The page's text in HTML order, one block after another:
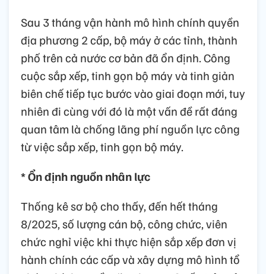
Sau 3 tháng vận hành mô hình chính quyền
địa phương 2 cấp, bộ máy ở các tỉnh, thành
phố trên cả nước cơ bản đã ổn định. Công
cuộc sắp xếp, tinh gọn bộ máy và tinh giản
biên chế tiếp tục bước vào giai đoạn mới, tuy
nhiên đi cùng với đó là một vấn đề rất đáng
quan tâm là chống lãng phí nguồn lực công
từ việc sắp xếp, tinh gọn bộ máy.
* Ổn định nguồn nhân lực
Thống kê sơ bộ cho thấy, đến hết tháng
8/2025, số lượng cán bộ, công chức, viên
chức nghỉ việc khi thực hiện sắp xếp đơn vị
hành chính các cấp và xây dựng mô hình tổ